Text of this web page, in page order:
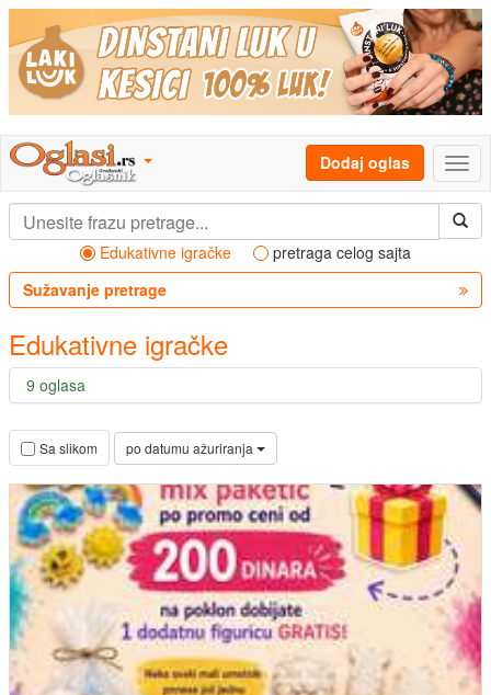
Dodaj oglas
Edukativne igračke
pretraga celog sajta
Sužavanje pretrage
Edukativne igračke
9 oglasa
Sa slikom po datumu ažuriranja